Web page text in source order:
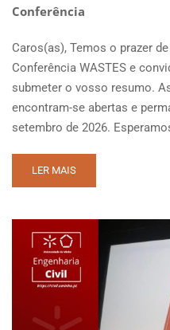
Conferência
Caros(as), Temos o prazer
Conferência WASTES e
submeter o vosso resumo.
encontram-se abertas e
setembro de 2026.
READ
MORE
CONFERÊNCIA
WASTES
–
SUBMISSÕES
DE
LER MAIS